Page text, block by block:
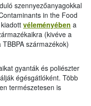
szennyezőanyagokkal
in the Food
véleményében a
(kivéve a
TBBPA származékok)
gyanták és poliészter
égésgátlóként. Több
természetesen is